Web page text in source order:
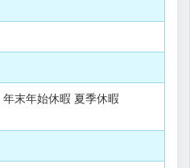
年末年始休暇 夏季休暇